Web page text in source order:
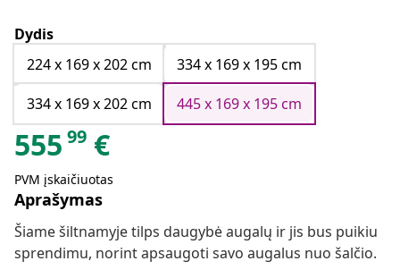
Dydis
224 x 169 x 202 cm
334 x 169 x 195 cm
334 x 169 x 202 cm
445 x 169 x 195 cm
555 99 €
PVM įskaičiuotas
Aprašymas
Šiame šiltnamyje tilps daugybė augalų ir jis bus puikiu
sprendimu, norint apsaugoti savo augalus nuo šalčio.